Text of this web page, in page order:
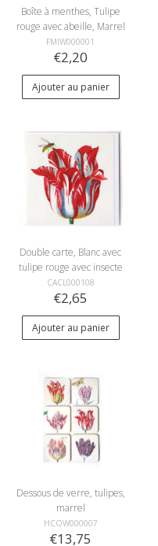
Boîte à menthes, Tulipe
rouge avec abeille, Marrel
FMIW000001
€2,20
Ajouter au panier
Double carte, Blanc avec
tulipe rouge avec insecte
(abeille), Marrel
CACL000108
€2,65
Ajouter au panier
Dessous de verre, tulipes,
marrel
HCOW000007
€13,75